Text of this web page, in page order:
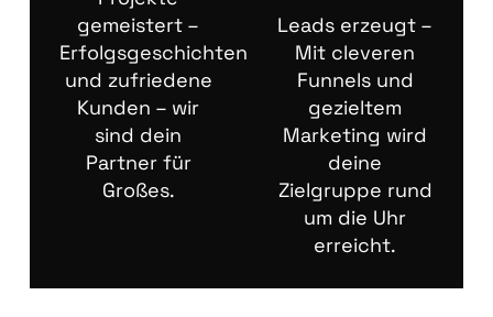
gemeistert –
Erfolgsgeschichten
und zufriedene
Kunden – wir
sind dein
Partner für
Großes.
Leads erzeugt –
Mit cleveren
Funnels und
gezieltem
Marketing wird
deine
Zielgruppe rund
um die Uhr
erreicht.